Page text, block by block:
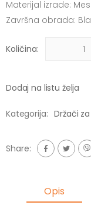
Materijal izrade:
Završna obrada:
Količina:
Dodaj na listu želja
Kategorija: Držači
Share:
Opis